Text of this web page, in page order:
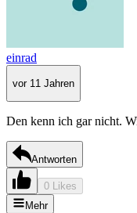
einrad
vor 11 Jahren
Den kenn ich gar nicht.
Antworten
0 Likes
Mehr